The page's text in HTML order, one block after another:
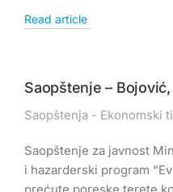
Read article
Saopštenje –
Saopštenja - Ekonomski
Saopštenje za javnost
i hazarderski program